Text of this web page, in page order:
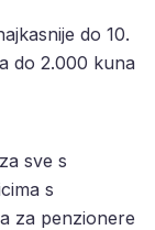
do 10.
do 2.000 kuna
sve s
s
za penzionere